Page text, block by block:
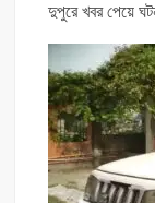
দুপুরে খবর পেয়ে